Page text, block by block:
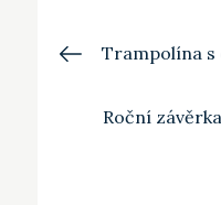
pro
Trampolína
Roční